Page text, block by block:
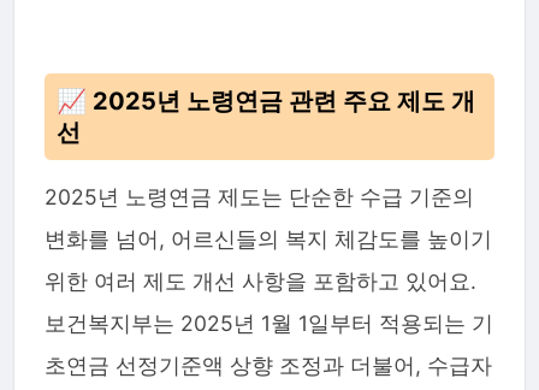
📈 2025년 노령연금 관련 주요 제도 개
선
2025년 노령연금 제도는 단순한 수급 기준의
변화를 넘어, 어르신들의 복지 체감도를 높이기
위한 여러 제도 개선 사항을 포함하고 있어요.
보건복지부는 2025년 1월 1일부터 적용되는 기
초연금 선정기준액 상향 조정과 더불어, 수급자